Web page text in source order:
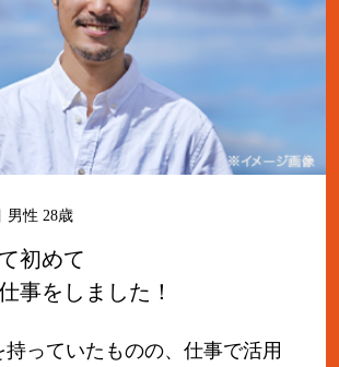
男性 28歳
初めて
事をしました！
持っていたものの、仕事で活用